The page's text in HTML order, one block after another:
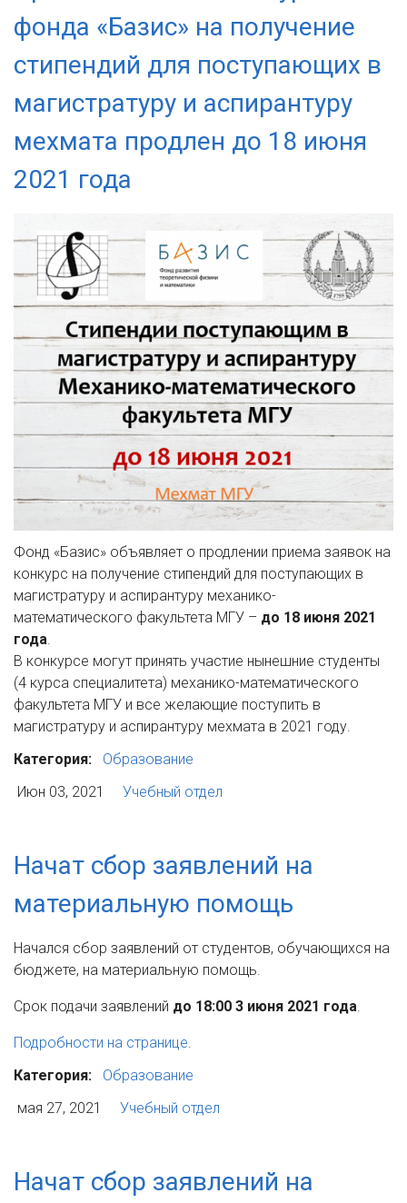
фонда «Базис» на получение
стипендий для поступающих в
магистратуру и аспирантуру
мехмата продлен до 18 июня
2021 года
Фонд «Базис» объявляет о продлении приема заявок на
конкурс на получение стипендий для поступающих в
магистратуру и аспирантуру механико-
математического факультета МГУ – до 18 июня 2021
года
В конкурсе могут принять участие нынешние студенты
(4 курса специалитета) механико-математического
факультета МГУ и все желающие поступить в
магистратуру и аспирантуру мехмата в 2021 году.
Категория:
Образование
Июн 03, 2021
Учебный отдел
Начат сбор заявлений на
материальную помощь
Начался сбор заявлений от студентов, обучающихся на
бюджете, на материальную помощь.
Срок подачи заявлений до 18:00 3 июня 2021 года
Подробности на странице
Категория:
Образование
мая 27, 2021
Учебный отдел
Начат сбор заявлений на